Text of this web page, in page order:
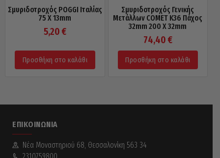
Σμυριδοτροχός POGGI Ιταλίας
75 X 13mm
5,20 €
Προσθήκη στο καλάθι
Σμυριδοτροχός Γενικής
Μετάλλων COMET Κ36 Πάχος
32mm 200 X 32mm
74,40 €
Προσθήκη στο καλάθι
ΕΠΙΚΟΙΝΩΝΊΑ
Νέα Mοναστηριού 68, Θεσσαλονίκη 563 34